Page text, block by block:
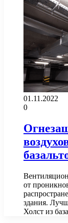
01.11.2022
0
от
здания.
Холст из